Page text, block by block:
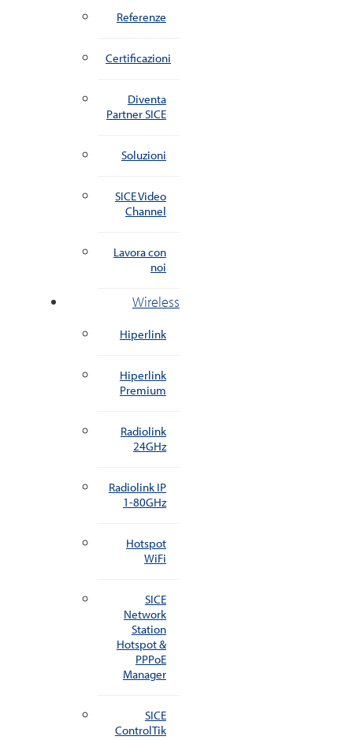
Referenze
Certificazioni
Diventa
Partner SICE
Soluzioni
SICE Video
Channel
Lavora con
noi
Wireless
Hiperlink
Hiperlink
Premium
Radiolink
24GHz
Radiolink IP
1-80GHz
Hotspot
WiFi
SICE
Network
Station
Hotspot &
PPPoE
Manager
SICE
ControlTik